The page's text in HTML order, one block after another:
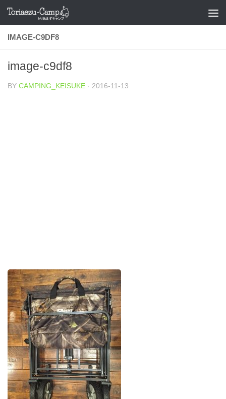
コンテンツへスキップ
IMAGE-C9DF8
image-c9df8
BY CAMPING_KEISUKE · 2016-11-13